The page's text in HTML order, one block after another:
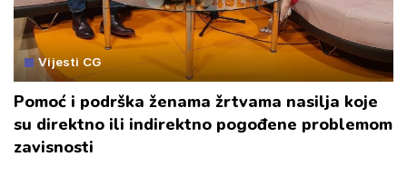
Vijesti CG
Pomoć i podrška ženama žrtvama nasilja koje
su direktno ili indirektno pogođene problemom
zavisnosti